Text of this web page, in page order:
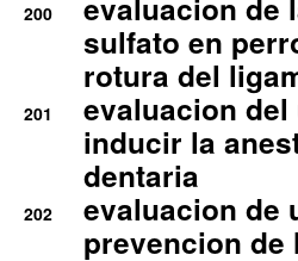
200
evaluacion de
sulfato en
rotura del
201
evaluacion
inducir la
dentaria
202
evaluacion de
prevencion